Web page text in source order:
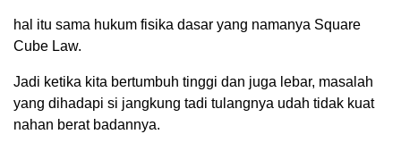
hal itu sama hukum fisika dasar yang namanya Square
Cube Law.
Jadi ketika kita bertumbuh tinggi dan juga lebar, masalah
yang dihadapi si jangkung tadi tulangnya udah tidak kuat
nahan berat badannya.